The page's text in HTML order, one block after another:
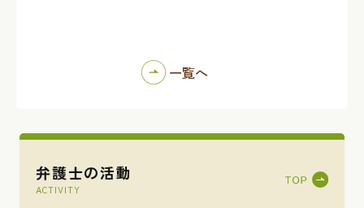
弁護士の活動
ACTIVITY
一覧へ